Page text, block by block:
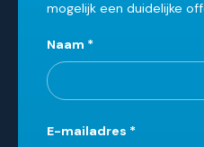
mogelijk een duidelijke
Leave
this
field
blank
Naam *
E-mailadres *